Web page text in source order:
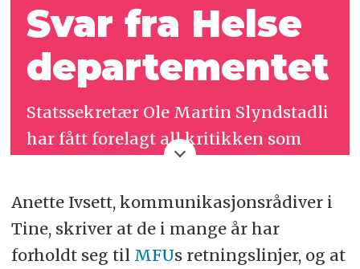
Svar fra Helse­
departementet
Statssekretær Ole Martin Slyndstadli
har fått forelagt all kritikken som
svarer følgende:
– Jeg er stolt over at vi har fått på
plass verdens første forbud mot
Anette Ivsett, kommunikasjonsrådiver i
Tine, skriver at de i mange år har
forholdt seg til MFUs retningslinjer, og at